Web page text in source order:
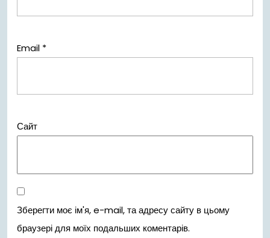
Email *
Сайт
Зберегти моє ім'я, e-mail, та адресу сайту в цьому
браузері для моїх подальших коментарів.